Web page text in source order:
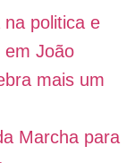
politica e
em João
mais um
Marcha para